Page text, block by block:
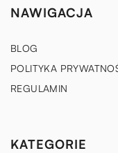
NAWIGACJA
BLOG
POLITYKA
REGULAMIN
KATEGORIE